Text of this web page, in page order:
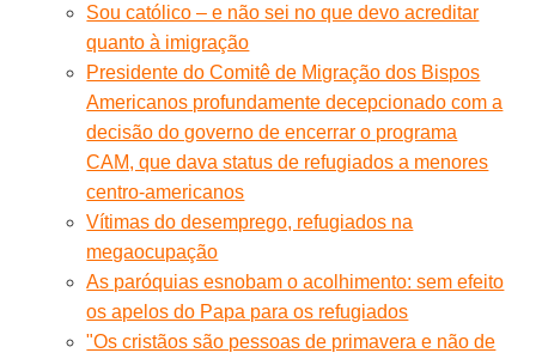
Sou católico – e não sei no que devo acreditar
quanto à imigração
Presidente do Comitê de Migração dos Bispos
Americanos profundamente decepcionado com a
decisão do governo de encerrar o programa
CAM, que dava status de refugiados a menores
centro-americanos
Vítimas do desemprego, refugiados na
megaocupação
As paróquias esnobam o acolhimento: sem efeito
os apelos do Papa para os refugiados
"Os cristãos são pessoas de primavera e não de